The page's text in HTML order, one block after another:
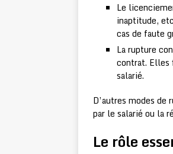
Le
inaptitude,
cas de faute
La rupture
contrat. Elles
salarié.
D’autres modes
par le salarié ou la
Le rôle